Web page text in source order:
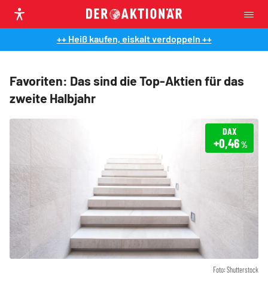
++ Heiß kaufen, eiskalt verdoppeln ++
Favoriten: Das sind die Top-Aktien für das
zweite Halbjahr
Foto: Shutterstock
DAX
+0,46%